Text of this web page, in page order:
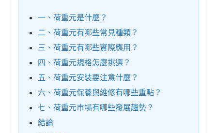
一、荷重元是什麼？
二、荷重元有哪些常見種類？
三、荷重元有哪些實際應用？
四、荷重元規格怎麼挑選？
五、荷重元安裝要注意什麼？
六、荷重元保養與維修有哪些重點？
七、荷重元市場有哪些發展趨勢？
結論